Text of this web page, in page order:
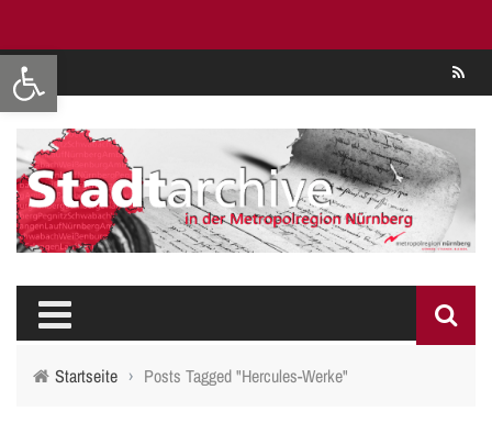
Werkzeugleiste öffnen
Startseite › Posts Tagged "Hercules-Werke"